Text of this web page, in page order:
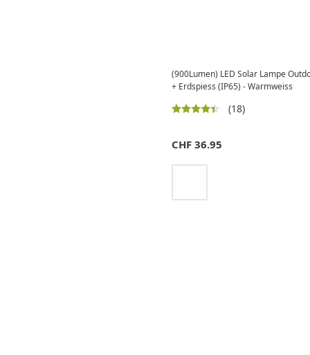
(900Lumen) LED Solar Lampe
+ Erdspiess (IP65) - Warmweiss
(18)
CHF 36.95